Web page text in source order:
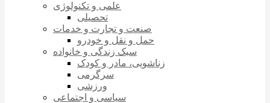
علمی و تکنولوژی
تحصیلی
صنعت و تجارت و خدمات
حمل و نقل و خودرو
سبک زندگی و خانواده
زناشویی، مادر و کودک
سرگرمی
ورزشی
سیاسی و اجتماعی